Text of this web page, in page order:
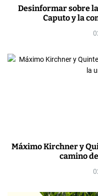
Desinformar sobre
Caputo y la
Máximo Kirchner y
camino